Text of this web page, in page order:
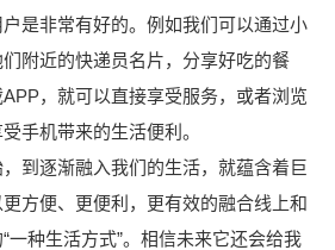
是非常有好的。例如我们可以通过小
附近的快递员名片，分享好吃的餐
，就可以直接享受服务，或者浏览
手机带来的生活便利。
到逐渐融入我们的生活，就蕴含着巨
方便、更便利，更有效的融合线上和
一种生活方式”。相信未来它还会给我